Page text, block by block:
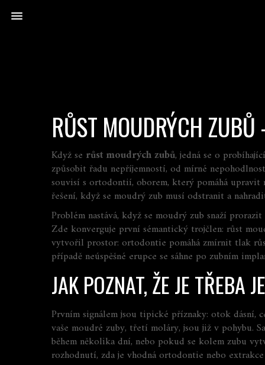
RŮST MOUDRÝCH
Když se růst moudrých zubů,jedná se o
způsobit řadu nepříjemností, od mírné
souvisí s ortodontií, oborem, který pomáhá
řešení, když se moudrý zub musí odstranit a
Problém nastává, když se moudrý zub snaží
Zde konverguje první sémantický trojčlen: růst
vytvořil prostor: ortodontie pomáhá zmírnit tlak
případě neúspěšné erupce se sáhne po zubním
JAK POZNAT, ŽE JE TŘEBA
Prvním signálem jsou tipické příznaky: otok dásní,
vaše moudré zuby, třetí moláry, jsou již v pohybu.
během několika dní, nebo pokud se kolem zubu
rozhodnutí, zda je vhodná ortodontie nebo